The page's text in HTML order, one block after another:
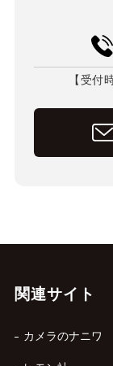
【受付
関連サイト
カメラのナニワ